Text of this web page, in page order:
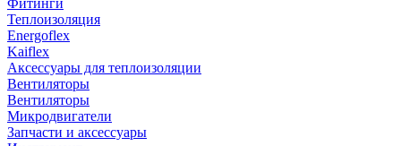
Фитинги
Теплоизоляция
Energoflex
Kaiflex
Аксессуары для теплоизоляции
Вентиляторы
Вентиляторы
Микродвигатели
Запчасти и аксессуары